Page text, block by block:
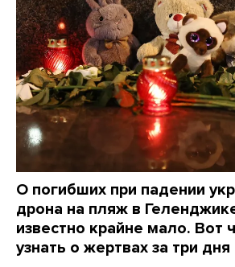
О погибших при падении
дрона на пляж в
известно крайне мало. Вот
узнать о жертвах за три дня